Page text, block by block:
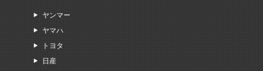
ヤンマー
ヤマハ
トヨタ
日産